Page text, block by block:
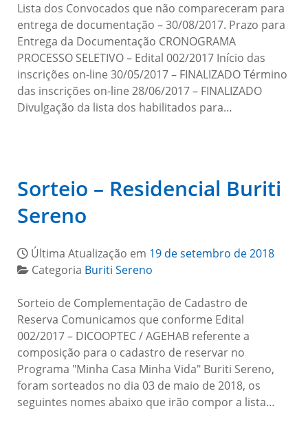
Lista dos Convocados que não compareceram para
entrega de documentação – 30/08/2017. Prazo para
Entrega da Documentação CRONOGRAMA
PROCESSO SELETIVO – Edital 002/2017 Início das
inscrições on-line 30/05/2017 – FINALIZADO Término
das inscrições on-line 28/06/2017 – FINALIZADO
Divulgação da lista dos habilitados para…
Sorteio – Residencial Buriti
Sereno
Última Atualização em 19 de setembro de 2018
Categoria Buriti Sereno
Sorteio de Complementação de Cadastro de
Reserva Comunicamos que conforme Edital
002/2017 – DICOOPTEC / AGEHAB referente a
composição para o cadastro de reservar no
Programa "Minha Casa Minha Vida" Buriti Sereno,
foram sorteados no dia 03 de maio de 2018, os
seguintes nomes abaixo que irão compor a lista…